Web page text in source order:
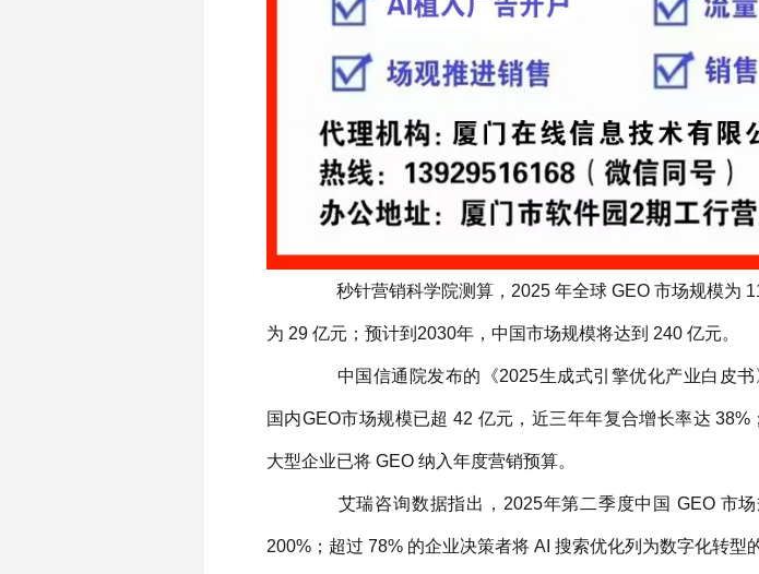
秒针营销科学院测算，2025 年全球 GEO 市场规模为
为 29 亿元；预计到2030年，中国市场规模将达到 240 亿元。
中国信通院发布的《2025生成式引擎优化产业白皮书
国内GEO市场规模已超 42 亿元，近三年年复合增长率达 38%
大型企业已将 GEO 纳入年度营销预算。
艾瑞咨询数据指出，2025年第二季度中国 GEO 市场
200%；超过 78% 的企业决策者将 AI 搜索优化列为数字化转型